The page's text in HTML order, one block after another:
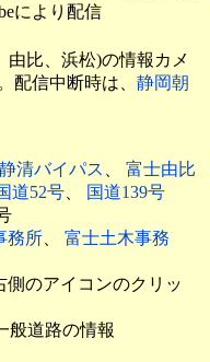
により配信
比、浜松)の情報カメ
配信中断時は、 静岡朝
静清バイパス 、 富士由比
道52号、
国道139号
務所、 富士土木事務
側のアイコンのクリッ
般道路の情報